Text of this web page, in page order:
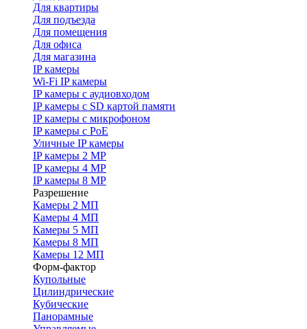
Для квартиры
Для подъезда
Для помещения
Для офиса
Для магазина
IP камеры
Wi-Fi IP камеры
IP камеры с аудиовходом
IP камеры с SD картой памяти
IP камеры с микрофоном
IP камеры с PoE
Уличные IP камеры
IP камеры 2 MP
IP камеры 4 MP
IP камеры 8 MP
Разрешение
Камеры 2 МП
Камеры 4 МП
Камеры 5 МП
Камеры 8 МП
Камеры 12 МП
Форм-фактор
Купольные
Цилиндрические
Кубические
Панорамные